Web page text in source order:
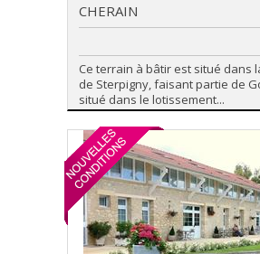
CHERAIN
Ce terrain à bâtir est situé dans
de Sterpigny, faisant partie de
situé dans le lotissement...